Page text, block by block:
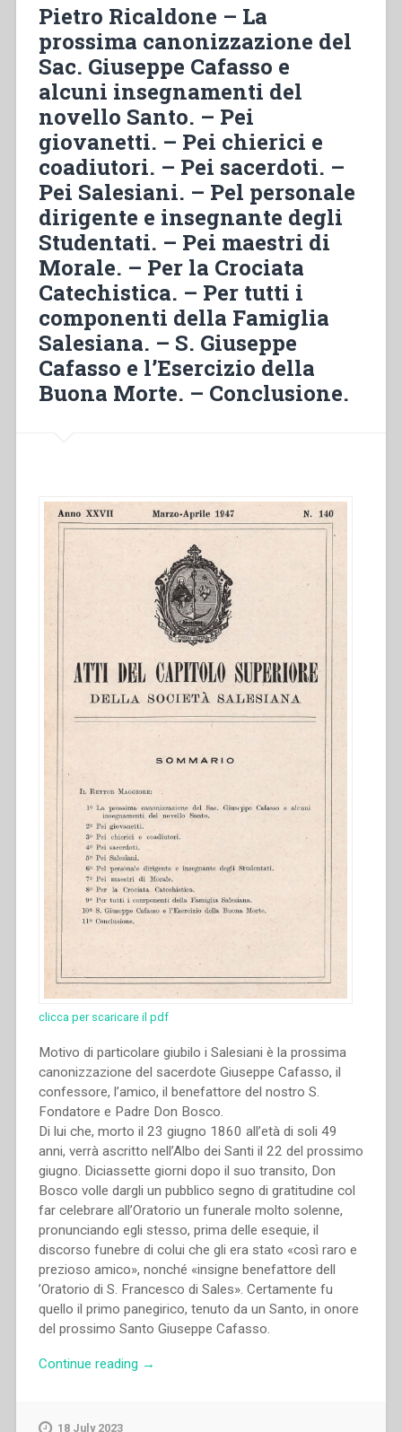
pratiche
di
pietà.”
Pietro Ricaldone – La
prossima canonizzazione del
Sac. Giuseppe Cafasso e
alcuni insegnamenti del
novello Santo. – Pei
giovanetti. – Pei chierici e
coadiutori. – Pei sacerdoti. –
Pei Salesiani. – Pel personale
dirigente e insegnante degli
Studentati. – Pei maestri di
Morale. – Per la Crociata
Catechistica. – Per tutti i
componenti della Famiglia
Salesiana. – S. Giuseppe
Cafasso e l’Esercizio della
Buona Morte. – Conclusione.
clicca per scaricare il pdf
Motivo di particolare giubilo i Salesiani è la prossima
canonizzazione del sacerdote Giuseppe Cafasso, il
confessore, l’amico, il benefattore del nostro S.
Fondatore e Padre Don Bosco.
Di lui che, morto il 23 giugno 1860 all’età di soli 49
anni, verrà ascritto nell’Albo dei Santi il 22 del prossimo
giugno. Diciassette giorni dopo il suo transito, Don
Bosco volle dargli un pubblico segno di gratitudine col
far celebrare all’Oratorio un funerale molto solenne,
pronunciando egli stesso, prima delle esequie, il
discorso funebre di colui che gli era stato «così raro e
prezioso amico», nonché «insigne benefattore dell
’Oratorio di S. Francesco di Sales». Certamente fu
quello il primo panegirico, tenuto da un Santo, in onore
del prossimo Santo Giuseppe Cafasso.
Continue reading “Pietro
→
18 July 2023